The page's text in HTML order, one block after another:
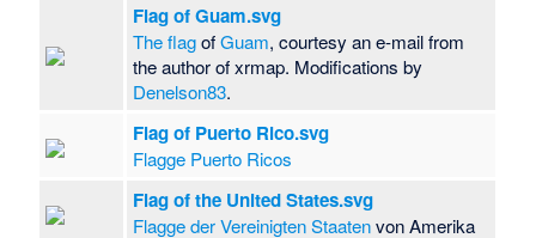
Flag of Guam.svg
The flagofGuam, courtesy an e-mail from
the author of xrmap. Modifications by
Denelson83.
Flag of Puerto Rico.svg
Flagge Puerto Ricos
Flag of the United States.svg
Flagge der Vereinigten Staatenvon Amerika